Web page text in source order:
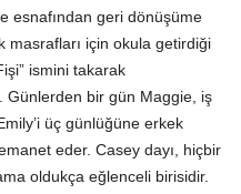
esnafından geri dönüşüme
masrafları için okula getirdiği
ismini takarak
Günlerden bir gün Maggie, iş
üç günlüğüne erkek
eder. Casey dayı, hiçbir
oldukça eğlenceli birisidir.